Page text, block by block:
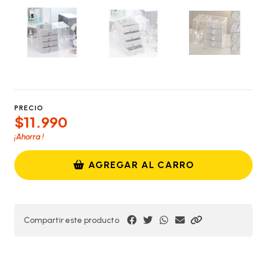
PRECIO
$11.990
¡Ahorra!
AGREGAR AL CARRO
Compartir este producto